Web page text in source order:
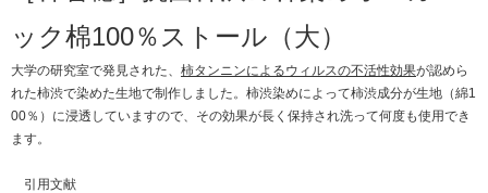
ック棉100％ストール（大）
大学の研究室で発見された、 柿タンニンによるウィルスの不活性効果が認めら
れた柿渋で染めた生地で制作しました。柿渋染めによって柿渋成分が生地（綿1
00％）に浸透していますので、その効果が長く保持され洗って何度も使用でき
ます。
引用文献